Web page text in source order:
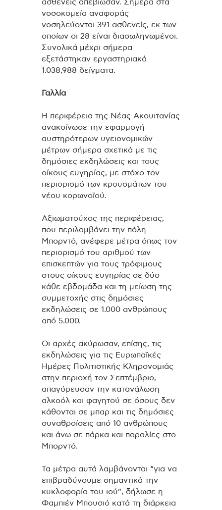
ασθενείς απεβίωσαν. Σήμερα στα
νοσοκομεία αναφοράς
νοσηλεύονται 391 ασθενείς, εκ των
οποίων οι 28 είναι διασωληνωμένοι.
Συνολικά μέχρι σήμερα
εξετάστηκαν εργαστηριακά
1.038,988 δείγματα.
Γαλλία
Η περιφέρεια της Νέας Ακουιτανίας
ανακοίνωσε την εφαρμογή
αυστηρότερων υγειονομικών
μέτρων σήμερα σχετικά με τις
δημόσιες εκδηλώσεις και τους
οίκους ευγηρίας, με στόχο τον
περιορισμό των κρουσμάτων του
νέου κορωνοϊού.
Αξιωματούχος της περιφέρειας,
που περιλαμβάνει την πόλη
Μπορντό, ανέφερε μέτρα όπως τον
περιορισμό του αριθμού των
επισκεπτών για τους τρόφιμους
στους οίκους ευγηρίας σε δύο
κάθε εβδομάδα και τη μείωση της
συμμετοχής στις δημόσιες
εκδηλώσεις σε 1.000 ανθρώπους
από 5.000.
Οι αρχές ακύρωσαν, επίσης, τις
εκδηλώσεις για τις Ευρωπαϊκές
Ημέρες Πολιτιστικής Κληρονομιάς
στην περιοχή τον Σεπτέμβριο,
απαγόρευσαν την κατανάλωση
αλκοόλ και φαγητού σε όσους δεν
κάθονται σε μπαρ και τις δημόσιες
συναθροίσεις από 10 ανθρώπους
και άνω σε πάρκα και παραλίες στο
Μπορντό.
Τα μέτρα αυτά λαμβάνονται “για να
επιβραδύνουμε σημαντικά την
κυκλοφορία του ιού”, δήλωσε η
Φαμπιέν Μπουσιό κατά τη διάρκεια